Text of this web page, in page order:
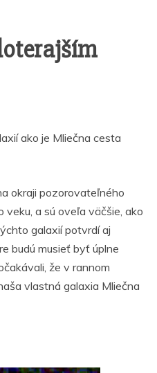
ako je Mliečna cesta
okraji pozorovateľného
veku, a sú oveľa väčšie, ako
galaxií potvrdí aj
budú musieť byť úplne
že v rannom
vlastná galaxia Mliečna